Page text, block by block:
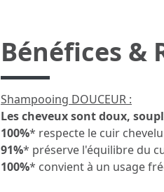
Bénéfices &
Shampooing DOUCEUR :
Les cheveux sont doux,
100%* respecte le cuir chevelu
91%* préserve l'équilibre du
100%* convient à un usage